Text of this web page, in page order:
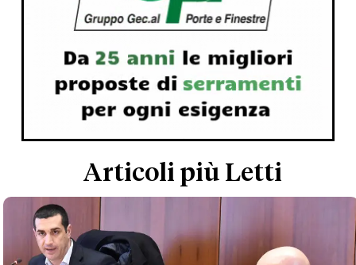
Articoli più Letti